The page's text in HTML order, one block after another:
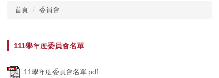
單位介紹
首頁 委員會
111學年度委員會名單
111學年度委員會名單.pdf